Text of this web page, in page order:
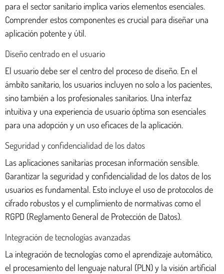
para el sector sanitario implica varios elementos esenciales.
Comprender estos componentes es crucial para diseñar una
aplicación potente y útil.
Diseño centrado en el usuario
El usuario debe ser el centro del proceso de diseño. En el
ámbito sanitario, los usuarios incluyen no solo a los pacientes,
sino también a los profesionales sanitarios. Una interfaz
intuitiva y una experiencia de usuario óptima son esenciales
para una adopción y un uso eficaces de la aplicación.
Seguridad y confidencialidad de los datos
Las aplicaciones sanitarias procesan información sensible.
Garantizar la seguridad y confidencialidad de los datos de los
usuarios es fundamental. Esto incluye el uso de protocolos de
cifrado robustos y el cumplimiento de normativas como el
RGPD (Reglamento General de Protección de Datos).
Integración de tecnologías avanzadas
La integración de tecnologías como el aprendizaje automático,
el procesamiento del lenguaje natural (PLN) y la visión artificial